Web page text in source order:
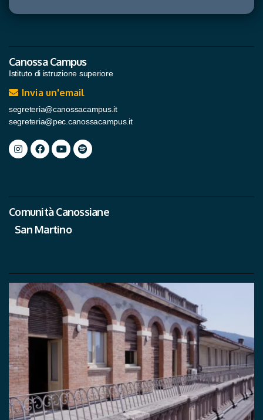
Canossa Campus
Istituto di istruzione superiore
Invia un'email
segreteria@canossacampus.it
segreteria@pec.canossacampus.it
Comunità Canossiane
San Martino